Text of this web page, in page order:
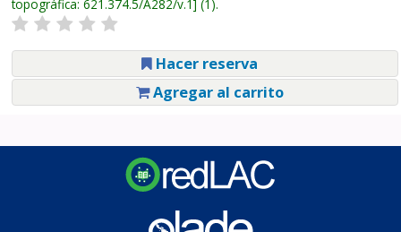
topográfica: 621.374.5/A282/v.1 (1).
Hacer reserva
Agregar al carrito